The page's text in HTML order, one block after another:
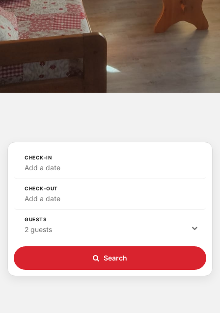
CHECK-IN
Add a date
CHECK-OUT
Add a date
GUESTS
2 guests
Search